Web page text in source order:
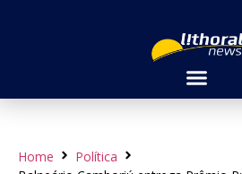
Home
Política